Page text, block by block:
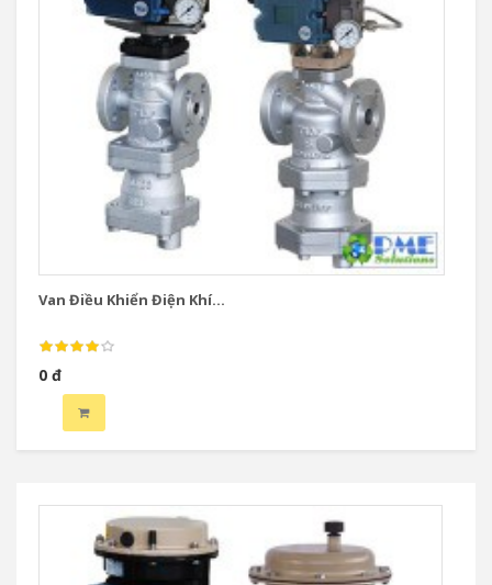
SẢN PHẨM NỔI BẬT
Van Điều Khiển Điện Khí...